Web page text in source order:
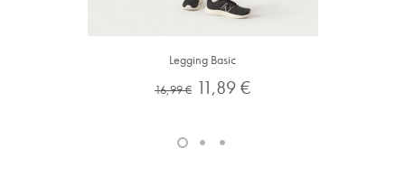
Legging Basic
Preço
16,99 € Preço
11,89 €